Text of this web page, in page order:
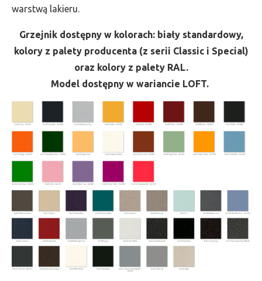
warstwą lakieru.
Grzejnik dostępny w kolorach: biały standardowy,
kolory z palety producenta (z serii Classic i Special)
oraz kolory z palety RAL.
Model dostępny w wariancie LOFT.